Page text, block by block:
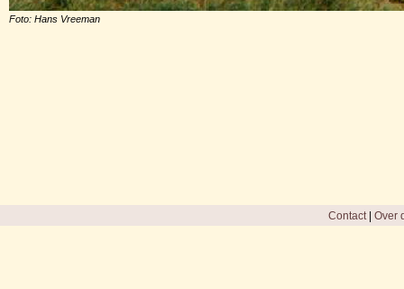
Foto: Hans Vreeman
Contact| Over